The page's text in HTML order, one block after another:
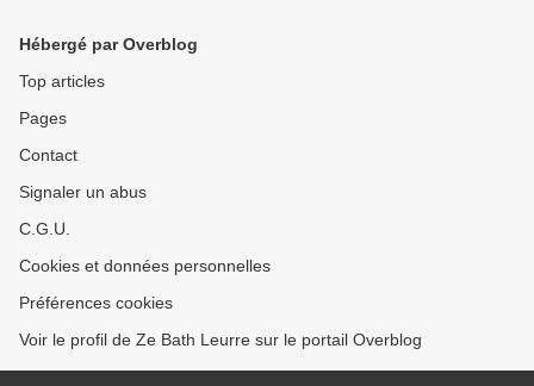
Hébergé par Overblog
Top articles
Pages
Contact
Signaler un abus
C.G.U.
Cookies et données personnelles
Préférences cookies
Voir le profil de Ze Bath Leurre sur le portail Overblog